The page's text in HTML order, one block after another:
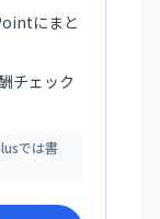
にまと
チェック
では書